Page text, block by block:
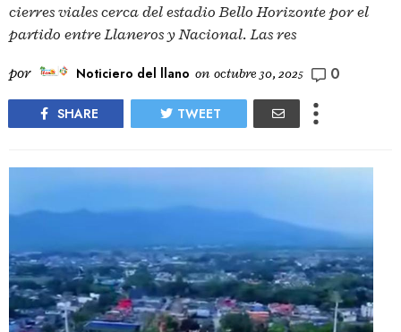
cierres viales cerca del estadio Bello Horizonte por el
partido entre Llaneros y Nacional. Las res
por Noticiero del llano on octubre 30, 2025 0
SHARE TWEET